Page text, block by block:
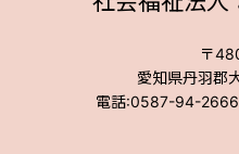
〒
愛知県丹羽郡
電話:0587-94-